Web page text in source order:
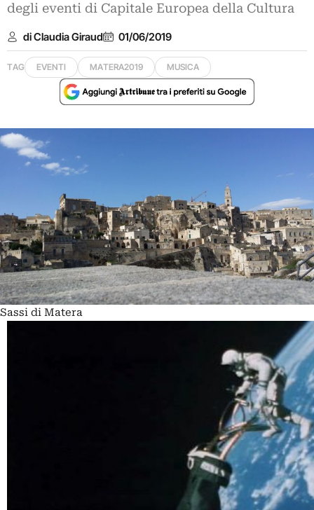
degli eventi di Capitale Europea della Cultura
di Claudia Giraud 01/06/2019
TAG EVENTI MATERA2019 MUSICA
Sassi di Matera